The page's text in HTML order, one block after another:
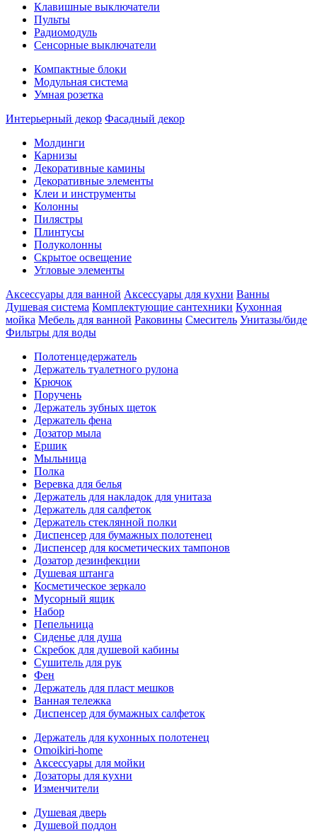
Клавишные выключатели
Пульты
Радиомодуль
Сенсорные выключатели
Компактные блоки
Модульная система
Умная розетка
Интерьерный декор Фасадный декор
Молдинги
Карнизы
Декоративные камины
Декоративные элементы
Клеи и инструменты
Колонны
Пилястры
Плинтусы
Полуколонны
Скрытое освещение
Угловые элементы
Аксессуары для ванной Аксессуары для кухни Ванны
Душевая система Комплектующие сантехники Кухонная
мойка Мебель для ванной Раковины Смеситель Унитазы/биде
Фильтры для воды
Полотенцедержатель
Держатель туалетного рулона
Крючок
Поручень
Держатель зубных щеток
Держатель фена
Дозатор мыла
Eршик
Мыльница
Полка
Веревка для белья
Держатель для накладок для унитаза
Держатель для салфеток
Держатель стеклянной полки
Диспенсер для бумажных полотенец
Диспенсер для косметических тампонов
Дозатор дезинфекции
Душевая штанга
Косметическое зеркало
Мусорный ящик
Набор
Пепельница
Сиденье для душа
Скребок для душевой кабины
Сушитель для рук
Фен
Держатель для пласт мешков
Ванная тележка
Диспенсер для бумажных салфеток
Держатель для кухонных полотенец
Omoikiri-home
Аксессуары для мойки
Дозаторы для кухни
Изменчители
Душевая дверь
Душевой поддон